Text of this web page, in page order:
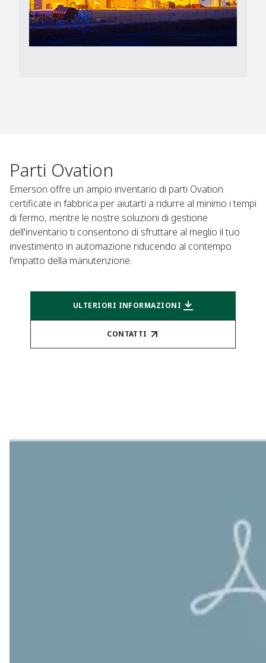
Parti Ovation
Emerson offre un ampio inventario di parti Ovation
certificate in fabbrica per aiutarti a ridurre al minimo i tempi
di fermo, mentre le nostre soluzioni di gestione
dell'inventario ti consentono di sfruttare al meglio il tuo
investimento in automazione riducendo al contempo
l'impatto della manutenzione.
ULTERIORI INFORMAZIONI
CONTATTI